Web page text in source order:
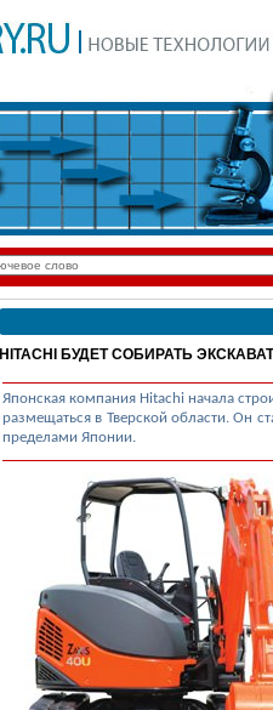
HITACHI БУДЕТ СОБИРАТЬ
Японская компания Hitachi начала
размещаться в Тверской области. Он
пределами Японии.